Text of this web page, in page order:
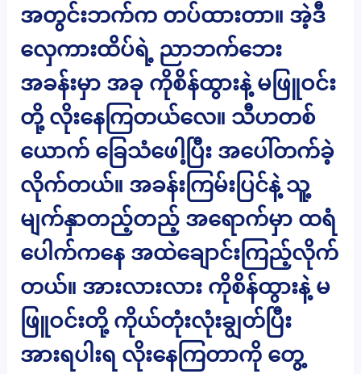
အတွင်းဘက်က တပ်ထားတာ။ အဲ့ဒီ
လှေကားထိပ်ရဲ့ ညာဘက်ဘေး
အခန်းမှာ အခု ကိုစိန်ထွားနဲ့ မဖြူဝင်း
တို့ လိုးနေကြတယ်လေ။ သီဟတစ်
ယောက် ခြေသံဖေါ့ပြီး အပေါ်တက်ခဲ့
လိုက်တယ်။ အခန်းကြမ်းပြင်နဲ့ သူ့
မျက်နှာတည့်တည့် အရောက်မှာ ထရံ
ပေါက်ကနေ အထဲချောင်းကြည့်လိုက်
တယ်။ အားလားလား ကိုစိန်ထွားနဲ့ မ
ဖြူဝင်းတို့ ကိုယ်တုံးလုံးချွတ်ပြီး
အားရပါးရ လိုးနေကြတာကို တွေ့